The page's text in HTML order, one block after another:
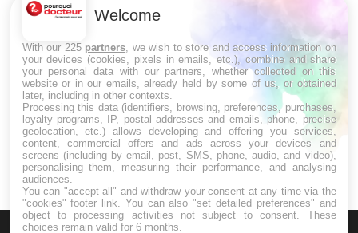
Drépanocytose : une déformation des
Maladie de Charcot (Sclérose latérale
amyotrophique)
Welcome
With our 225 partners , we wish to store and access information on
your devices (cookies, pixels in emails, etc.), combine and share
your personal data with our partners, whether collected on this
website or in our emails, already held by some of us, or obtained
later, including in other contexts.
Processing this data (identifiers, browsing, preferences, purchases,
loyalty programs, IP, postal addresses and emails, phone, precise
geolocation, etc.) allows developing and offering you services,
content, commercial offers and ads across your devices and
screens (including by email, post, SMS, phone, audio, and video),
personalising them, measuring their performance, and analysing
audiences.
You can "accept all" and withdraw your consent at any time via the
"cookies" footer link . You can also "set detailed preferences" and
object to processing activities not subject to consent. These
choices remain valid for 6 months.